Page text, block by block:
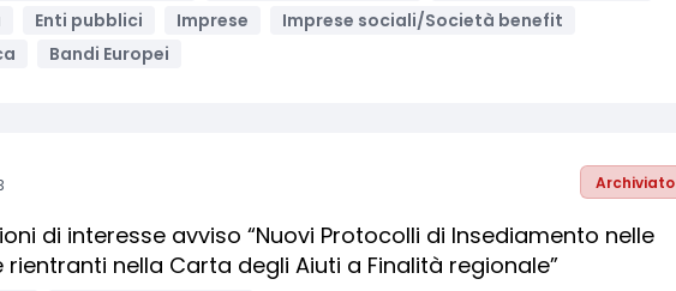
Enti pubblici Imprese
Imprese sociali/Società benefit
Bandi Europei
Archiviato
di interesse avviso “Nuovi Protocolli di Insediamento nelle
nella Carta degli Aiuti a Finalità regionale”